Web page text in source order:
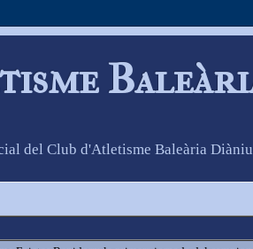
del Club d'Atletisme Baleària